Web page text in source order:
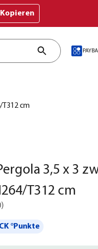
Kopieren
T312 cm
3,5 x 3
T312 cm
)
°Punkte